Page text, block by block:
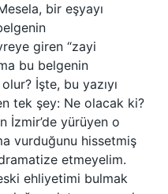
bir eşyayı
giren “zayi
bu belgenin
İşte, bu yazıyı
tek şey: Ne olacak ki?
İzmir’de yürüyen o
vurduğunu hissetmiş
etmeyelim.
ehliyetimi bulmak